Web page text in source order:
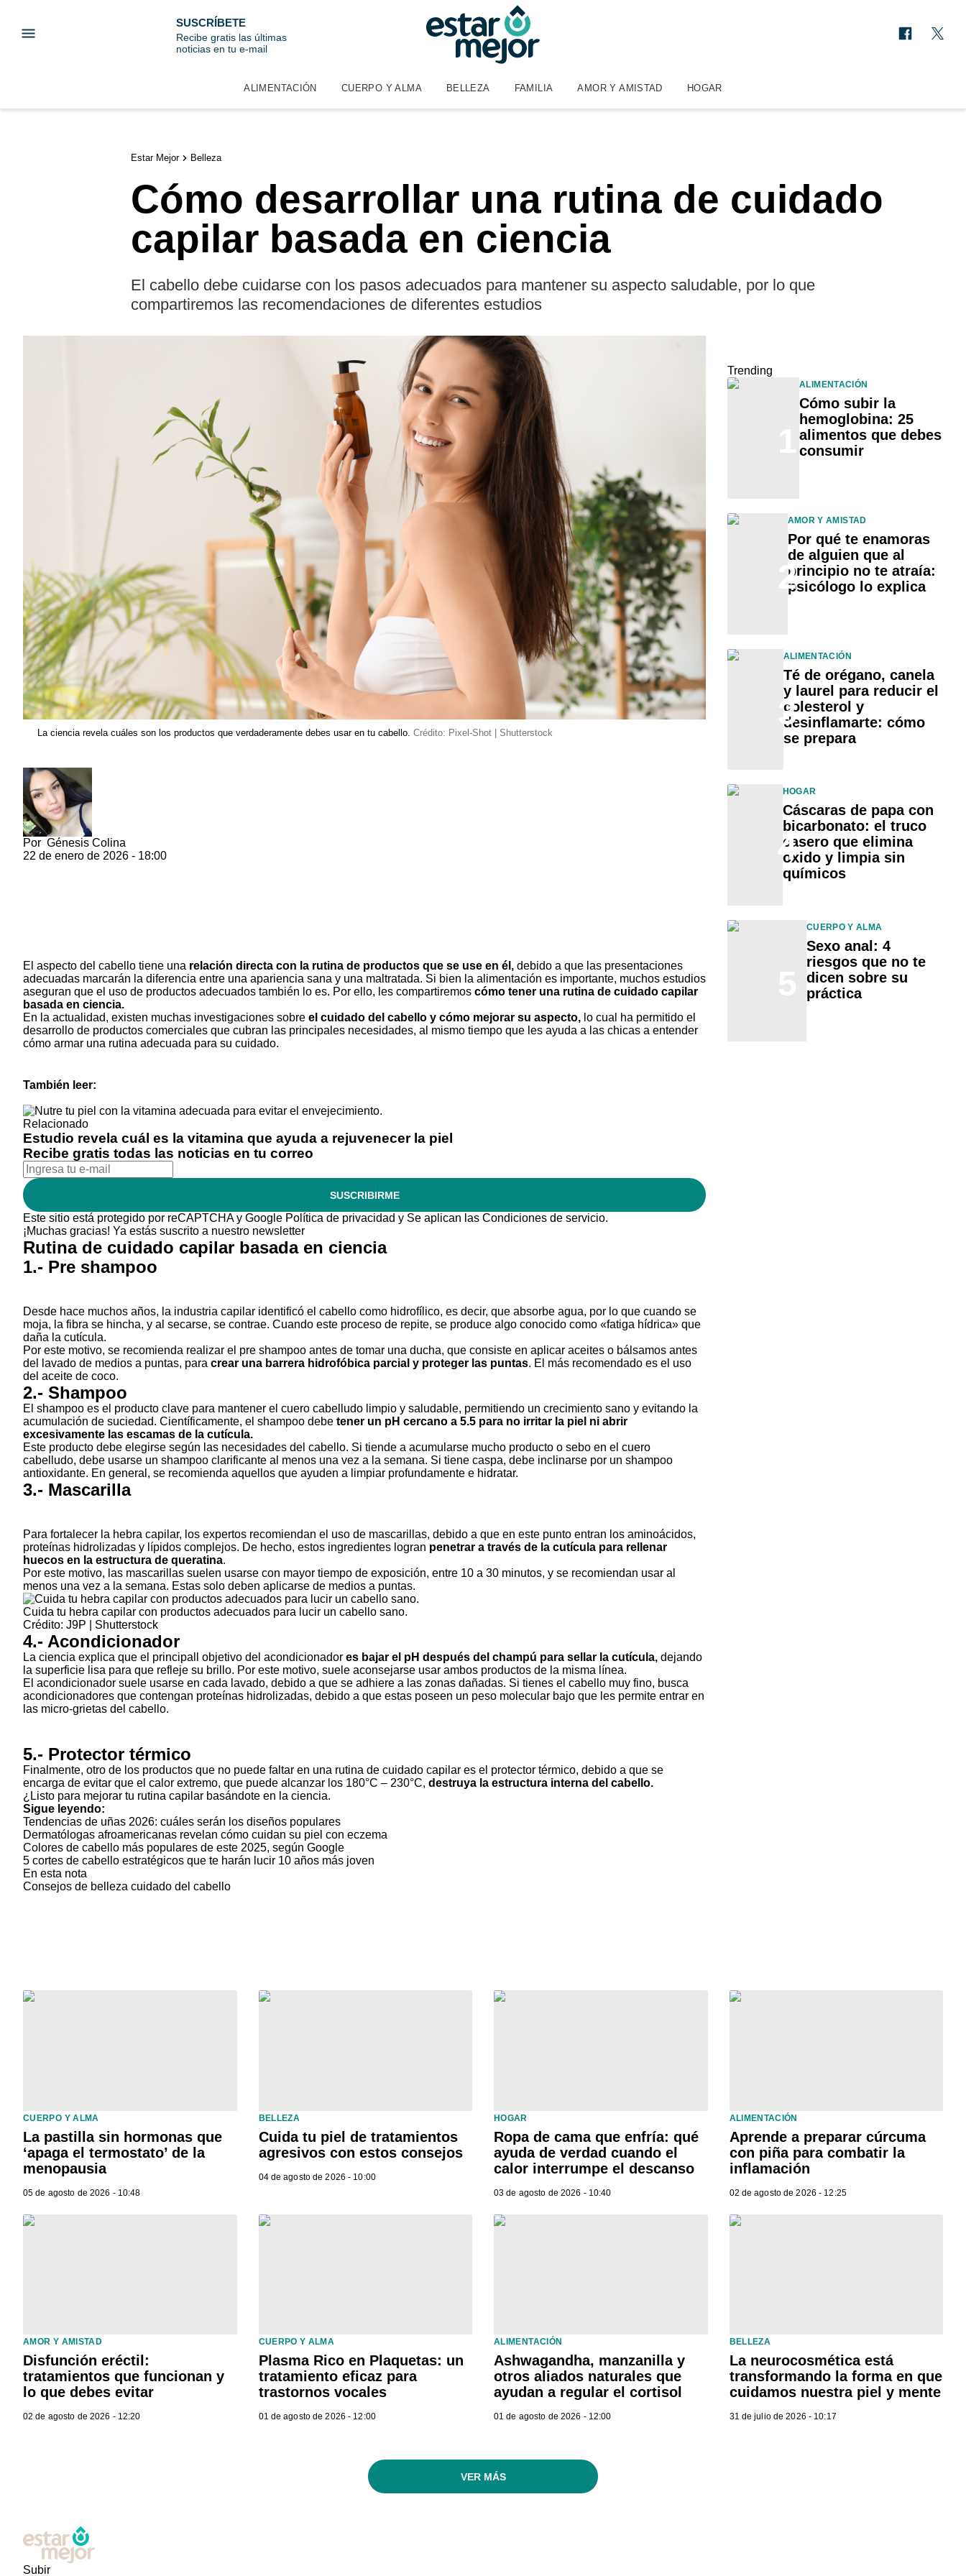
SUSCRÍBETE
Recibe gratis las últimas
noticias en tu e-mail
ALIMENTACIÓN CUERPO Y ALMA BELLEZA FAMILIA AMOR Y AMISTAD HOGAR
Estar Mejor Belleza
Cómo desarrollar una rutina de cuidado
capilar basada en ciencia
El cabello debe cuidarse con los pasos adecuados para mantener su aspecto saludable, por lo que
compartiremos las recomendaciones de diferentes estudios
La ciencia revela cuáles son los productos que verdaderamente debes usar en tu cabello. Crédito: Pixel-Shot | Shutterstock
Por Génesis Colina
22 de enero de 2026 - 18:00
El aspecto del cabello tiene una relación directa con la rutina de productos que se use en él, debido a que las presentaciones
adecuadas marcarán la diferencia entre una apariencia sana y una maltratada. Si bien la alimentación es importante, muchos estudios
aseguran que el uso de productos adecuados también lo es. Por ello, les compartiremos cómo tener una rutina de cuidado capilar
basada en ciencia.
En la actualidad, existen muchas investigaciones sobre el cuidado del cabello y cómo mejorar su aspecto, lo cual ha permitido el
desarrollo de productos comerciales que cubran las principales necesidades, al mismo tiempo que les ayuda a las chicas a entender
cómo armar una rutina adecuada para su cuidado.
También leer:
Relacionado
Estudio revela cuál es la vitamina que ayuda a rejuvenecer la piel
Recibe gratis todas las noticias en tu correo
SUSCRIBIRME
Este sitio está protegido por reCAPTCHA y Google Política de privacidad y Se aplican las Condiciones de servicio.
¡Muchas gracias! Ya estás suscrito a nuestro newsletter
Rutina de cuidado capilar basada en ciencia
1.- Pre shampoo
Desde hace muchos años, la industria capilar identificó el cabello como hidrofílico, es decir, que absorbe agua, por lo que cuando se
moja, la fibra se hincha, y al secarse, se contrae. Cuando este proceso de repite, se produce algo conocido como «fatiga hídrica» que
daña la cutícula.
Por este motivo, se recomienda realizar el pre shampoo antes de tomar una ducha, que consiste en aplicar aceites o bálsamos antes
del lavado de medios a puntas, para crear una barrera hidrofóbica parcial y proteger las puntas. El más recomendado es el uso
del aceite de coco.
2.- Shampoo
El shampoo es el producto clave para mantener el cuero cabelludo limpio y saludable, permitiendo un crecimiento sano y evitando la
acumulación de suciedad. Científicamente, el shampoo debe tener un pH cercano a 5.5 para no irritar la piel ni abrir
excesivamente las escamas de la cutícula.
Este producto debe elegirse según las necesidades del cabello. Si tiende a acumularse mucho producto o sebo en el cuero
cabelludo, debe usarse un shampoo clarificante al menos una vez a la semana. Si tiene caspa, debe inclinarse por un shampoo
antioxidante. En general, se recomienda aquellos que ayuden a limpiar profundamente e hidratar.
3.- Mascarilla
Para fortalecer la hebra capilar, los expertos recomiendan el uso de mascarillas, debido a que en este punto entran los aminoácidos,
proteínas hidrolizadas y lípidos complejos. De hecho, estos ingredientes logran penetrar a través de la cutícula para rellenar
huecos en la estructura de queratina.
Por este motivo, las mascarillas suelen usarse con mayor tiempo de exposición, entre 10 a 30 minutos, y se recomiendan usar al
menos una vez a la semana. Estas solo deben aplicarse de medios a puntas.
Cuida tu hebra capilar con productos adecuados para lucir un cabello sano.
Crédito: J9P | Shutterstock
4.- Acondicionador
La ciencia explica que el principall objetivo del acondicionador es bajar el pH después del champú para sellar la cutícula, dejando
la superficie lisa para que refleje su brillo. Por este motivo, suele aconsejarse usar ambos productos de la misma línea.
El acondicionador suele usarse en cada lavado, debido a que se adhiere a las zonas dañadas. Si tienes el cabello muy fino, busca
acondicionadores que contengan proteínas hidrolizadas, debido a que estas poseen un peso molecular bajo que les permite entrar en
las micro-grietas del cabello.
5.- Protector térmico
Finalmente, otro de los productos que no puede faltar en una rutina de cuidado capilar es el protector térmico, debido a que se
encarga de evitar que el calor extremo, que puede alcanzar los 180°C – 230°C, destruya la estructura interna del cabello.
¿Listo para mejorar tu rutina capilar basándote en la ciencia.
Sigue leyendo:
Tendencias de uñas 2026: cuáles serán los diseños populares
Dermatólogas afroamericanas revelan cómo cuidan su piel con eczema
Colores de cabello más populares de este 2025, según Google
5 cortes de cabello estratégicos que te harán lucir 10 años más joven
En esta nota
Consejos de belleza cuidado del cabello
Trending
ALIMENTACIÓN
Cómo subir la
hemoglobina: 25
alimentos que debes
consumir
2
AMOR Y AMISTAD
Por qué te enamoras
de alguien que al
principio no te atraía:
psicólogo lo explica
3
ALIMENTACIÓN
Té de orégano, canela
y laurel para reducir el
colesterol y
desinflamarte: cómo
se prepara
4
HOGAR
Cáscaras de papa con
bicarbonato: el truco
casero que elimina
óxido y limpia sin
químicos
CUERPO Y ALMA
Sexo anal: 4
riesgos que no te
dicen sobre su
práctica
CUERPO Y ALMA
La pastilla sin hormonas que
‘apaga el termostato’ de la
menopausia
05 de agosto de 2026 - 10:48
BELLEZA
Cuida tu piel de tratamientos
agresivos con estos consejos
04 de agosto de 2026 - 10:00
HOGAR
Ropa de cama que enfría: qué
ayuda de verdad cuando el
calor interrumpe el descanso
03 de agosto de 2026 - 10:40
ALIMENTACIÓN
Aprende a preparar cúrcuma
con piña para combatir la
inflamación
02 de agosto de 2026 - 12:25
AMOR Y AMISTAD
Disfunción eréctil:
tratamientos que funcionan y
lo que debes evitar
02 de agosto de 2026 - 12:20
CUERPO Y ALMA
Plasma Rico en Plaquetas: un
tratamiento eficaz para
trastornos vocales
01 de agosto de 2026 - 12:00
ALIMENTACIÓN
Ashwagandha, manzanilla y
otros aliados naturales que
ayudan a regular el cortisol
01 de agosto de 2026 - 12:00
BELLEZA
La neurocosmética está
transformando la forma en que
cuidamos nuestra piel y mente
31 de julio de 2026 - 10:17
VER MÁS
Subir